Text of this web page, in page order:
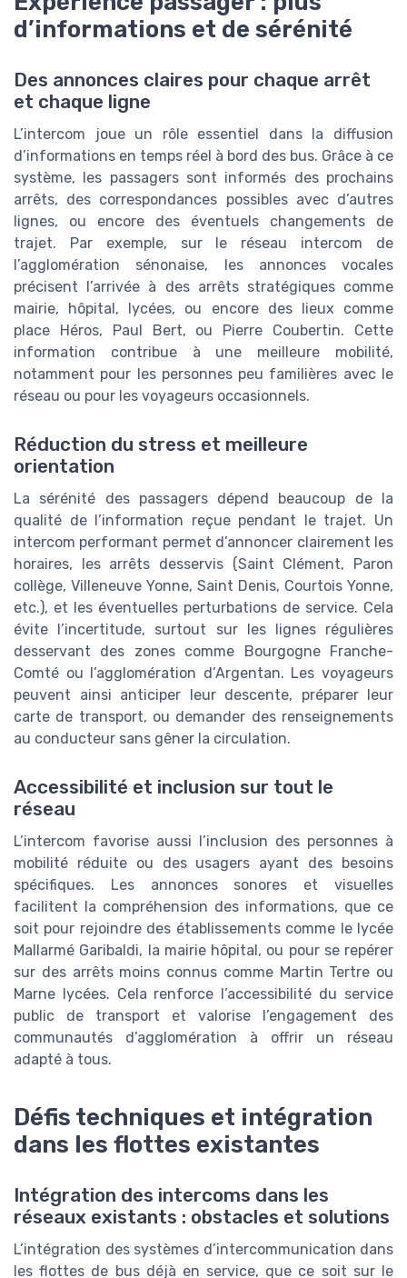
d’informations et de sérénité
Des annonces claires pour chaque arrêt
et chaque ligne
L’intercom joue un rôle essentiel dans la diffusion
d’informations en temps réel à bord des bus. Grâce à ce
système, les passagers sont informés des prochains
arrêts, des correspondances possibles avec d’autres
lignes, ou encore des éventuels changements de
trajet. Par exemple, sur le réseau intercom de
l’agglomération sénonaise, les annonces vocales
précisent l’arrivée à des arrêts stratégiques comme
mairie, hôpital, lycées, ou encore des lieux comme
place Héros, Paul Bert, ou Pierre Coubertin. Cette
information contribue à une meilleure mobilité,
notamment pour les personnes peu familières avec le
réseau ou pour les voyageurs occasionnels.
Réduction du stress et meilleure
orientation
La sérénité des passagers dépend beaucoup de la
qualité de l’information reçue pendant le trajet. Un
intercom performant permet d’annoncer clairement les
horaires, les arrêts desservis (Saint Clément, Paron
collège, Villeneuve Yonne, Saint Denis, Courtois Yonne,
etc.), et les éventuelles perturbations de service. Cela
évite l’incertitude, surtout sur les lignes régulières
desservant des zones comme Bourgogne Franche-
Comté ou l’agglomération d’Argentan. Les voyageurs
peuvent ainsi anticiper leur descente, préparer leur
carte de transport, ou demander des renseignements
au conducteur sans gêner la circulation.
Accessibilité et inclusion sur tout le
réseau
L’intercom favorise aussi l’inclusion des personnes à
mobilité réduite ou des usagers ayant des besoins
spécifiques. Les annonces sonores et visuelles
facilitent la compréhension des informations, que ce
soit pour rejoindre des établissements comme le lycée
Mallarmé Garibaldi, la mairie hôpital, ou pour se repérer
sur des arrêts moins connus comme Martin Tertre ou
Marne lycées. Cela renforce l’accessibilité du service
public de transport et valorise l’engagement des
communautés d’agglomération à offrir un réseau
adapté à tous.
Défis techniques et intégration
dans les flottes existantes
Intégration des intercoms dans les
réseaux existants : obstacles et solutions
L’intégration des systèmes d’intercommunication dans
les flottes de bus déjà en service, que ce soit sur le